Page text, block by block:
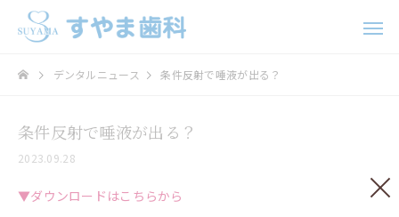
歯科口腔外科
デンタルニュース 条件反射で唾液が出る？
条件反射で唾液が出る？
2023.09.28
▼ダウンロードはこちらから